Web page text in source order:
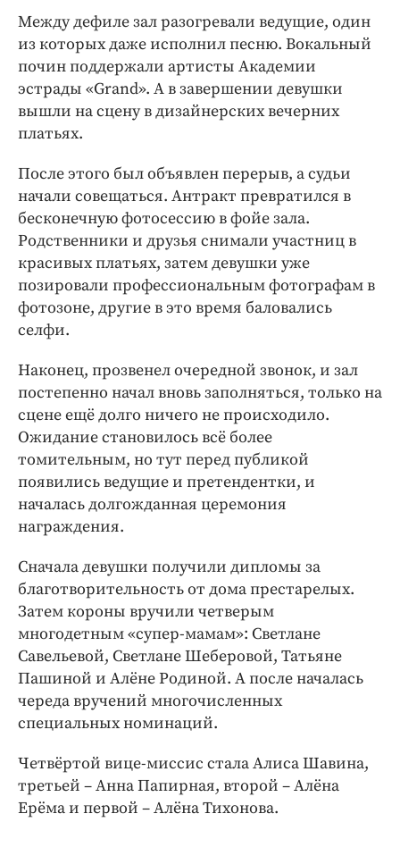
Между дефиле зал разогревали ведущие, один
из которых даже исполнил песню. Вокальный
почин поддержали артисты Академии
эстрады «Grand». А в завершении девушки
вышли на сцену в дизайнерских вечерних
платьях.
После этого был объявлен перерыв, а судьи
начали совещаться. Антракт превратился в
бесконечную фотосессию в фойе зала.
Родственники и друзья снимали участниц в
красивых платьях, затем девушки уже
позировали профессиональным фотографам в
фотозоне, другие в это время баловались
селфи.
Наконец, прозвенел очередной звонок, и зал
постепенно начал вновь заполняться, только на
сцене ещё долго ничего не происходило.
Ожидание становилось всё более
томительным, но тут перед публикой
появились ведущие и претендентки, и
началась долгожданная церемония
награждения.
Сначала девушки получили дипломы за
благотворительность от дома престарелых.
Затем короны вручили четверым
многодетным «супер-мамам»: Светлане
Савельевой, Светлане Шеберовой, Татьяне
Пашиной и Алёне Родиной. А после началась
череда вручений многочисленных
специальных номинаций.
Четвёртой вице-миссис стала Алиса Шавина,
третьей – Анна Папирная, второй – Алёна
Ерёма и первой – Алёна Тихонова.